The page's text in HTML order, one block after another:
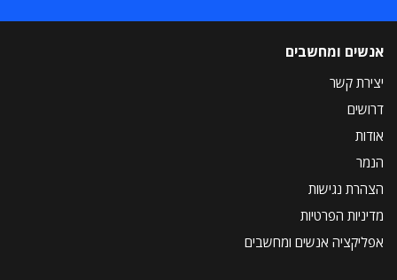
אנשים ומחשבים
יצירת קשר
דרושים
אודות
הנמר
הצהרת נגישות
מדיניות הפרטיות
אפליקציה אנשים ומחשבים